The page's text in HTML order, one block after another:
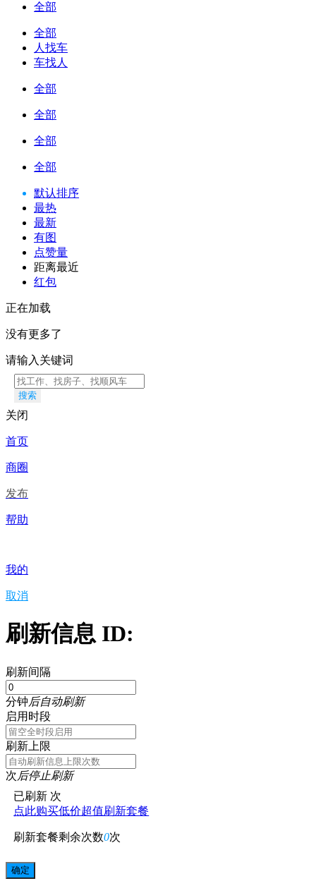
全部
全部
人找车
车找人
全部
全部
全部
全部
默认排序
最热
最新
有图
点赞量
距离最近
红包
正在加载
没有更多了
请输入关键词
搜索
关闭
首页
商圈
发布
帮助
我的
取消
刷新信息 ID:
刷新间隔
分钟后自动刷新
启用时段
刷新上限
次后停止刷新
已刷新 次
点此购买低价超值刷新套餐
刷新套餐剩余次数0次